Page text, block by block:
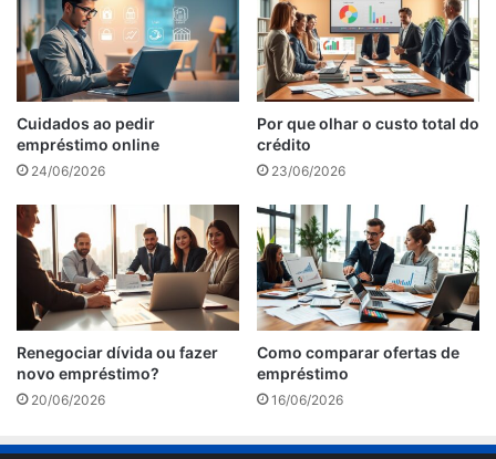
Cuidados ao pedir
empréstimo online
24/06/2026
Por que olhar o custo total do
crédito
23/06/2026
Renegociar dívida ou fazer
novo empréstimo?
20/06/2026
Como comparar ofertas de
empréstimo
16/06/2026